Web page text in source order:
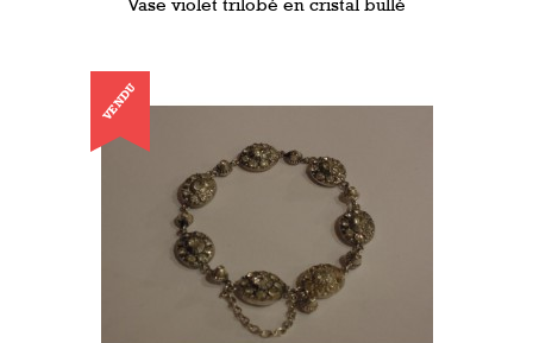
Vase violet trilobé en cristal bullé
VENDU